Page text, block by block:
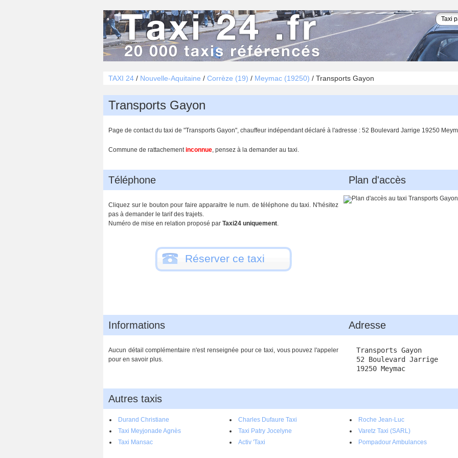
TAXI 24 / Nouvelle-Aquitaine / Corrèze (19) / Meymac (19250) / Transports Gayon
Transports Gayon
Page de contact du taxi de "Transports Gayon", chauffeur indépendant déclaré à l'adresse : 52 Boulevard Jarrige 19250
Commune de rattachementinconnue, pensez à la demander au taxi.
Téléphone
Cliquez sur le bouton pour faire apparaitre le num. de téléphone du taxi. N'hésitez
pas à demander le tarif des trajets.
Numéro de mise en relation proposé par Taxi24 uniquement.
Réserver ce taxi
Plan d'accès
Informations
Aucun détail complémentaire n'est renseignée pour ce taxi, vous pouvez l'appeler
pour en savoir plus.
Adresse
Transports Gayon
52 Boulevard Jarrige
19250 Meymac
Autres taxis
Durand Christiane Charles Dufaure Taxi
Roche Jean-Luc
Taxi Meyjonade Agnès
Taxi Patry Jocelyne
Varetz Taxi (SARL)
Taxi Mansac
Activ 'Taxi Pompadour Ambulances